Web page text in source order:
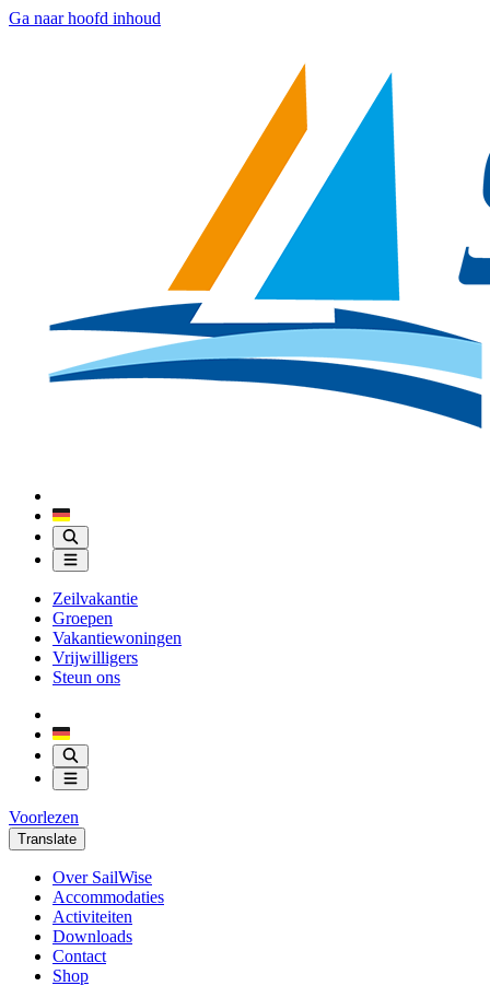
Ga naar hoofd inhoud
Zeilvakantie
Groepen
Vakantiewoningen
Vrijwilligers
Steun ons
Voorlezen
Translate
Over SailWise
Accommodaties
Activiteiten
Downloads
Contact
Shop